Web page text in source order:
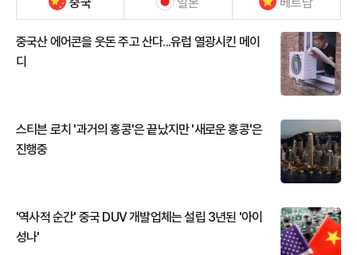
중국 일본 베트남
중국산 에어콘을 웃돈 주고 산다...유럽 열광시킨 메이
디
스티븐 로치 '과거의 홍콩'은 끝났지만 '새로운 홍콩'은
진행중
'역사적 순간' 중국 DUV 개발업체는 설립 3년된 '아이
성나'